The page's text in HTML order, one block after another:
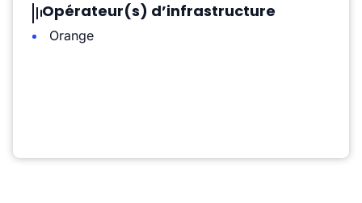
Opérateur(s) d’infrastructure
Orange